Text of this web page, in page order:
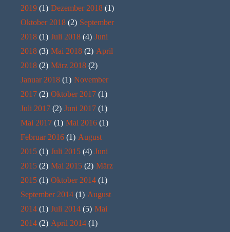
2019 (1) Dezember 2018 (1)
Oktober 2018 (2) September
2018 (1) Juli 2018 (4) Juni
2018 (3) Mai 2018 (2) April
2018 (2) März 2018 (2)
Januar 2018 (1) November
2017 (2) Oktober 2017 (1)
Juli 2017 (2) Juni 2017 (1)
Mai 2017 (1) Mai 2016 (1)
Februar 2016 (1) August
2015 (1) Juli 2015 (4) Juni
2015 (2) Mai 2015 (2) März
2015 (1) Oktober 2014 (1)
September 2014 (1) August
2014 (1) Juli 2014 (5) Mai
2014 (2) April 2014 (1)